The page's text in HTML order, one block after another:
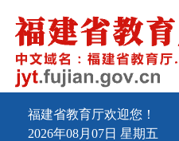
福建省教育厅欢迎您！
2026年08月07日 星期五